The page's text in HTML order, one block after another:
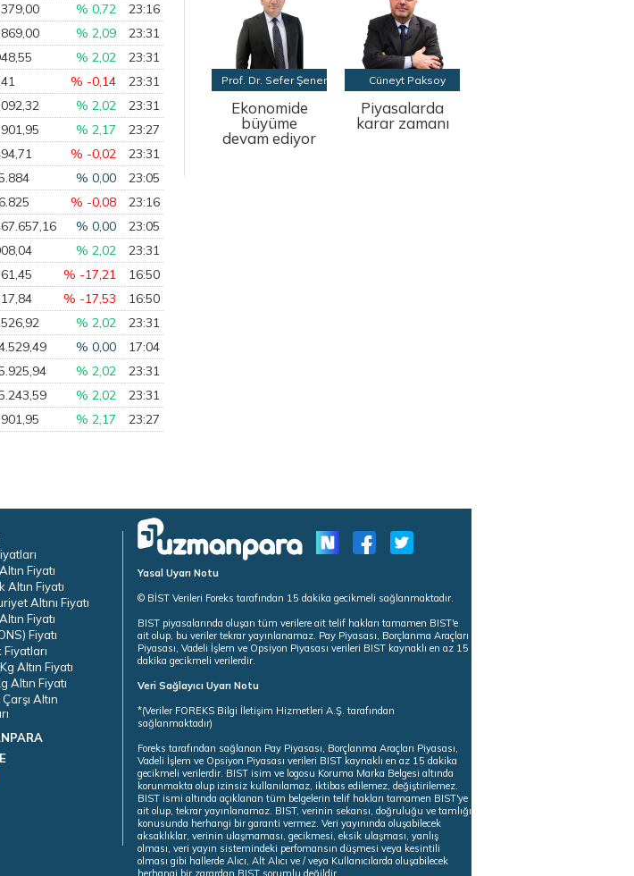
% 0,72 23:16
% 2,09 23:31
% 2,02 23:31
% -0,14 23:31
% 2,02 23:31
% 2,17 23:27
% -0,02 23:31
% 0,00 23:05
% -0,08 23:16
% 0,00 23:05
% 2,02 23:31
% -17,21 16:50
% -17,53 16:50
% 2,02 23:31
% 0,00 17:04
% 2,02 23:31
% 2,02 23:31
% 2,17 23:27
Prof. Dr. Sefer Şener
Ekonomide
büyüme
devam ediyor
Cüneyt Paksoy
Piyasalarda
karar zamanı
Fiyatı
Altın Fiyatı
Altını Fiyatı
Fiyatı
Fiyatı
Altın Fiyatı
Altın Fiyatı
Altın
Yasal Uyarı Notu
© BİST Verileri Foreks tarafından 15 dakika gecikmeli sağlanmaktadır.
BIST piyasalarında oluşan tüm verilere ait telif hakları tamamen BIST'e
ait olup, bu veriler tekrar yayınlanamaz. Pay Piyasası, Borçlanma Araçları
Piyasası, Vadeli İşlem ve Opsiyon Piyasası verileri BIST kaynaklı en az 15
dakika gecikmeli verilerdir.
Veri Sağlayıcı Uyarı Notu
*(Veriler FOREKS Bilgi İletişim Hizmetleri A.Ş. tarafından
sağlanmaktadır)
Foreks tarafından sağlanan Pay Piyasası, Borçlanma Araçları Piyasası,
Vadeli İşlem ve Opsiyon Piyasası verileri BIST kaynaklı en az 15 dakika
gecikmeli verilerdir. BIST isim ve logosu Koruma Marka Belgesi altında
korunmakta olup izinsiz kullanılamaz, iktibas edilemez, değiştirilemez.
BIST ismi altında açıklanan tüm belgelerin telif hakları tamamen BIST'ye
ait olup, tekrar yayınlanamaz. BIST, verinin sekansı, doğruluğu ve tamlığı
konusunda herhangi bir garanti vermez. Veri yayınında oluşabilecek
aksaklıklar, verinin ulaşmaması, gecikmesi, eksik ulaşması, yanlış
olması, veri yayın sistemindeki perfomansın düşmesi veya kesintili
olması gibi hallerde Alıcı, Alt Alıcı ve / veya Kullanıcılarda oluşabilecek
herhangi bir zarardan BIST sorumlu değildir.